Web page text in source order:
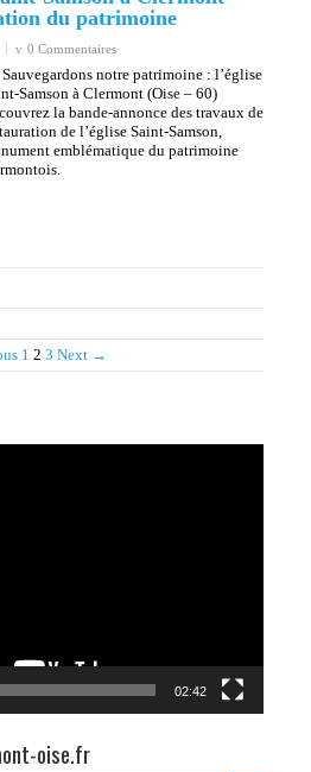
du patrimoine
0 Commentaires
notre patrimoine : l’église
Samson à Clermont (Oise – 60)
la bande-annonce des travaux de
de l’église Saint-Samson,
emblématique du patrimoine
1 2 3 Next →
02:42
oise.fr